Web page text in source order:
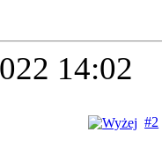
14:02
#2